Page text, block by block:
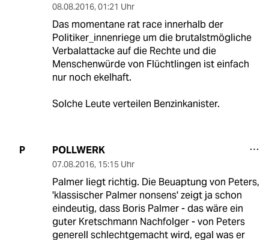
08.08.2016, 01:21 Uhr
Das momentane rat race innerhalb der
Politiker_innenriege um die brutalstmögliche
Verbalattacke auf die Rechte und die
Menschenwürde von Flüchtlingen ist einfach
nur noch ekelhaft.
Solche Leute verteilen Benzinkanister.
P POLLWERK
07.08.2016, 15:15 Uhr
Palmer liegt richtig. Die Beuaptung von Peters,
'klassischer Palmer nonsens' zeigt ja schon
eindeutig, dass Boris Palmer - das wäre ein
guter Kretschmann Nachfolger - von Peters
generell schlechtgemacht wird, egal was er